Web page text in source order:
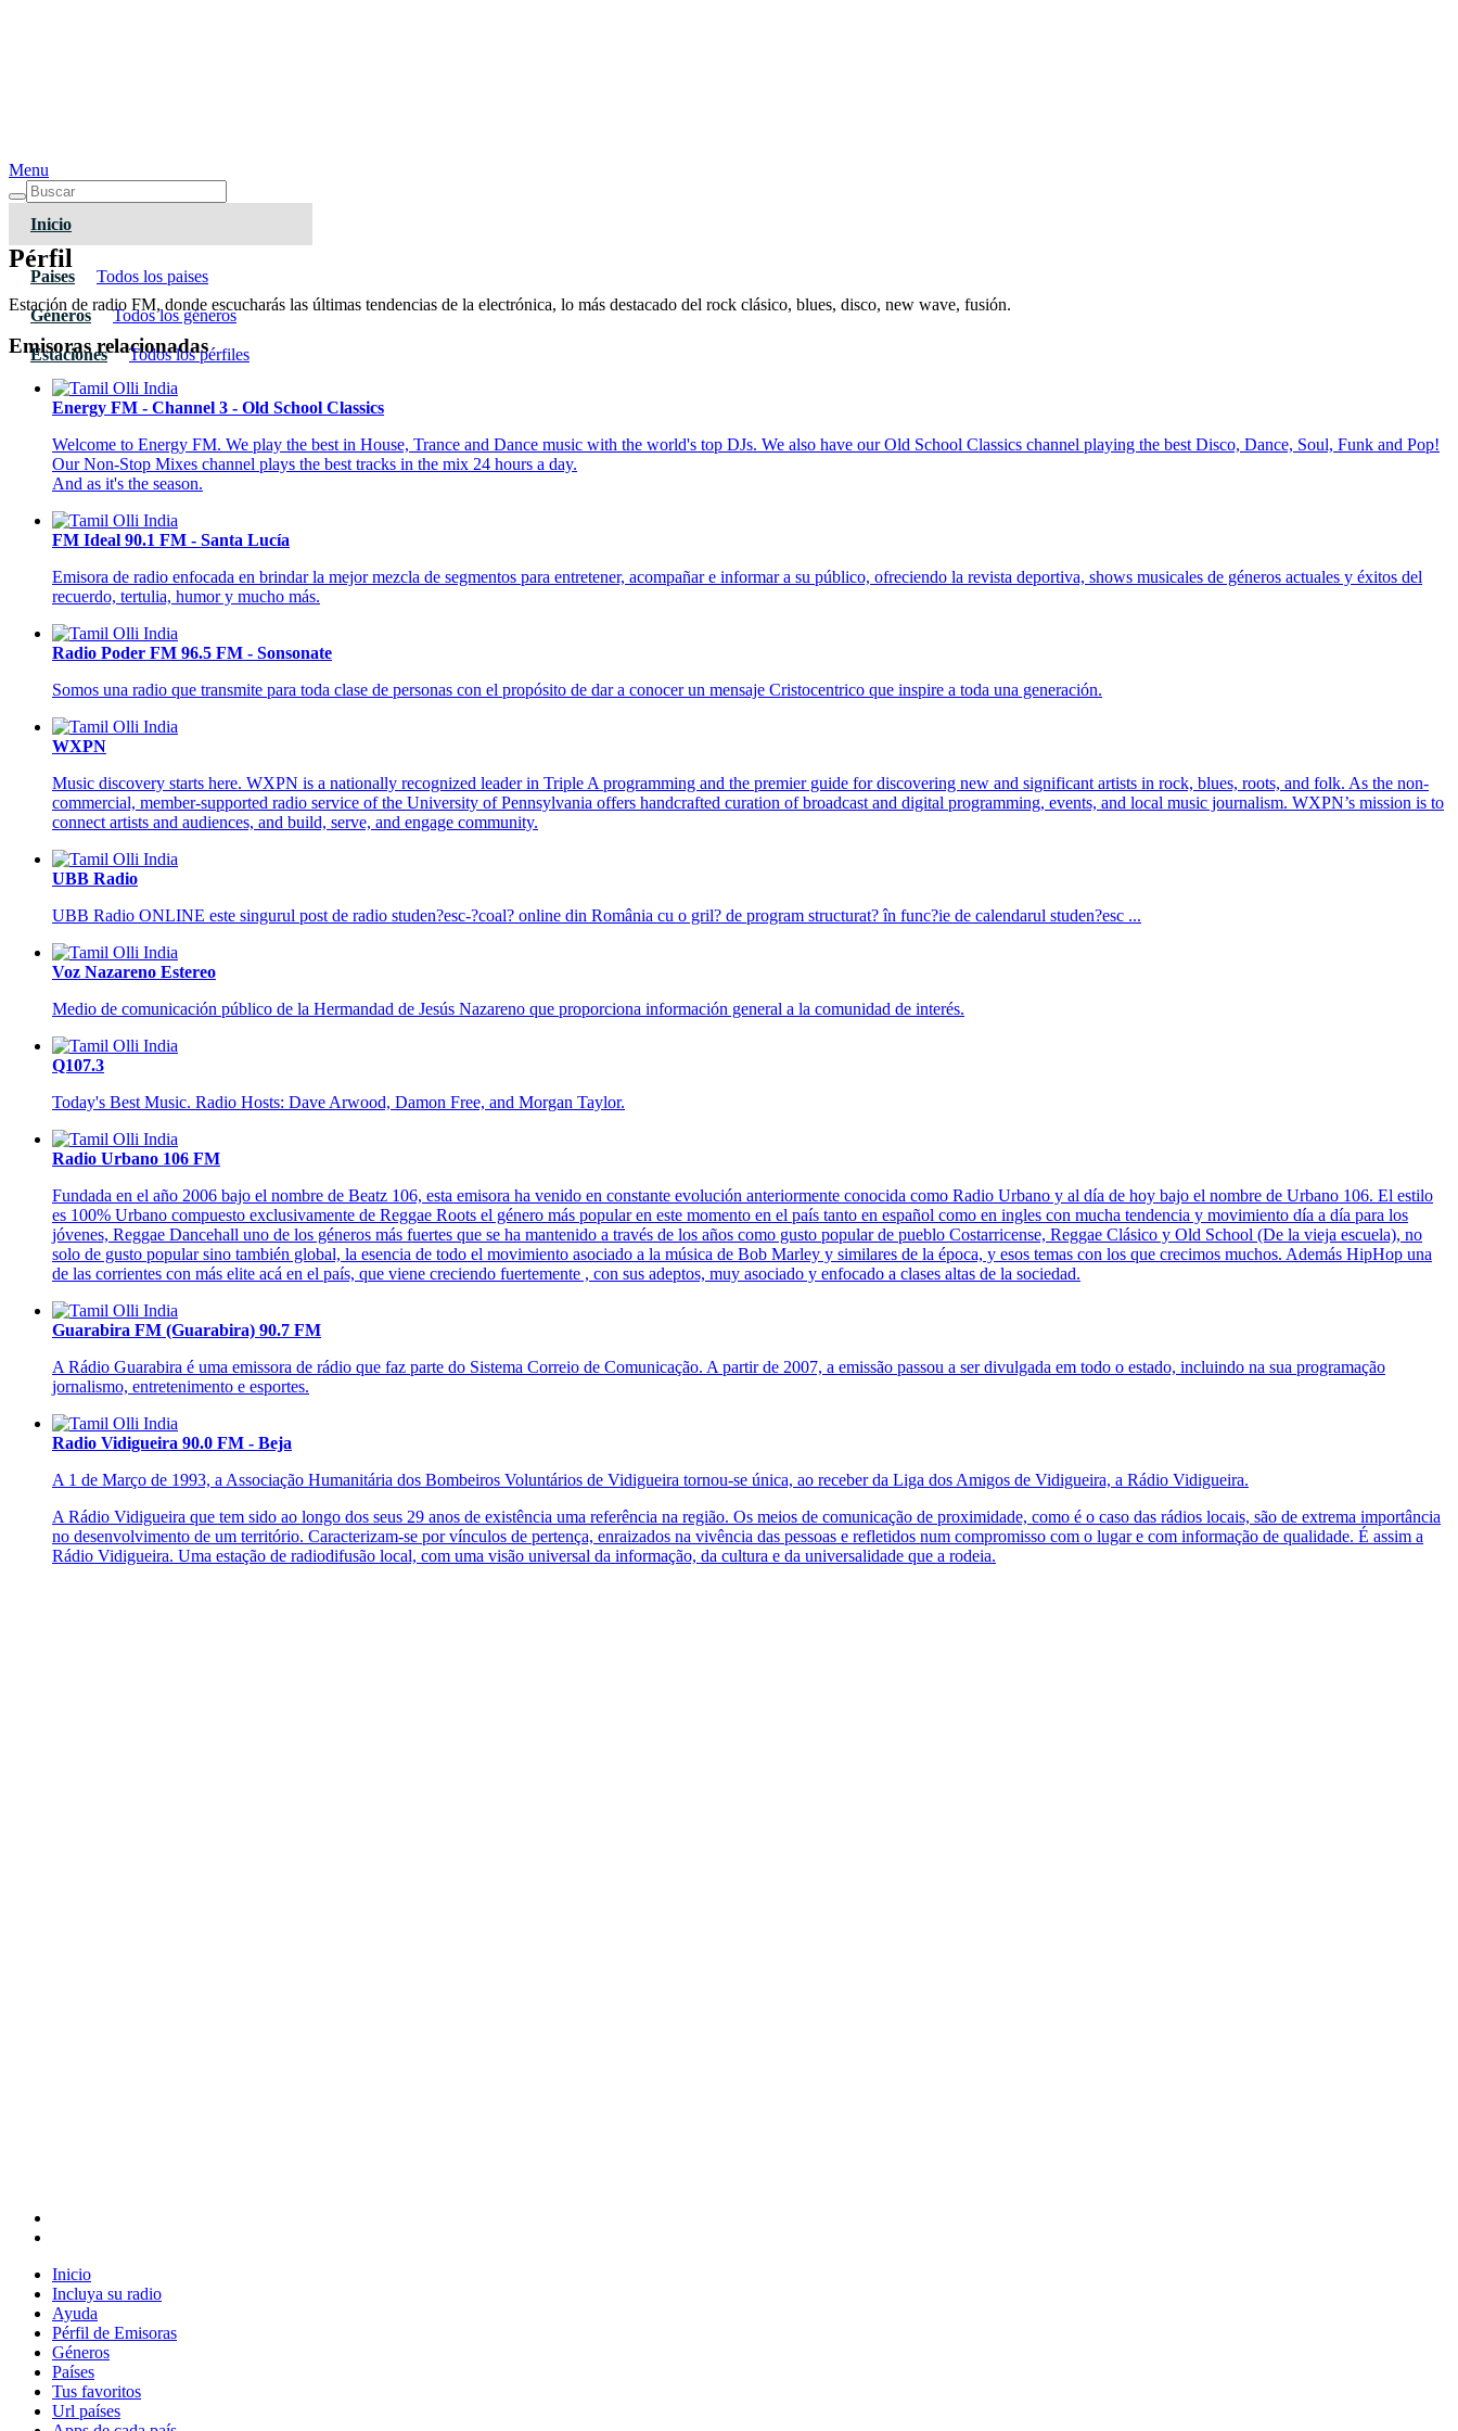
Menu
Inicio
Paises Todos los paises
Géneros Todos los géneros
Estaciones Todos los pérfiles
Pérfil
Estación de radio FM, donde escucharás las últimas tendencias de la electrónica, lo más destacado del rock clásico, blues, disco, new wave, fusión.
Emisoras relacionadas
Energy FM - Channel 3 - Old School Classics
Welcome to Energy FM. We play the best in House, Trance and Dance music with the world's top DJs. We also have our Old School Classics channel playing the best Disco, Dance, Soul, Funk and Pop!
Our Non-Stop Mixes channel plays the best tracks in the mix 24 hours a day.
And as it's the season.
FM Ideal 90.1 FM - Santa Lucía
Emisora de radio enfocada en brindar la mejor mezcla de segmentos para entretener, acompañar e informar a su público, ofreciendo la revista deportiva, shows musicales de géneros actuales y éxitos del
recuerdo, tertulia, humor y mucho más.
Radio Poder FM 96.5 FM - Sonsonate
Somos una radio que transmite para toda clase de personas con el propósito de dar a conocer un mensaje Cristocentrico que inspire a toda una generación.
WXPN
Music discovery starts here. WXPN is a nationally recognized leader in Triple A programming and the premier guide for discovering new and significant artists in rock, blues, roots, and folk. As the non-
commercial, member-supported radio service of the University of Pennsylvania offers handcrafted curation of broadcast and digital programming, events, and local music journalism. WXPN’s mission is to
connect artists and audiences, and build, serve, and engage community.
UBB Radio
UBB Radio ONLINE este singurul post de radio studen?esc-?coal? online din România cu o gril? de program structurat? în func?ie de calendarul studen?esc ...
Voz Nazareno Estereo
Medio de comunicación público de la Hermandad de Jesús Nazareno que proporciona información general a la comunidad de interés.
Q107.3
Today's Best Music. Radio Hosts: Dave Arwood, Damon Free, and Morgan Taylor.
Radio Urbano 106 FM
Fundada en el año 2006 bajo el nombre de Beatz 106, esta emisora ha venido en constante evolución anteriormente conocida como Radio Urbano y al día de hoy bajo el nombre de Urbano 106. El estilo
es 100% Urbano compuesto exclusivamente de Reggae Roots el género más popular en este momento en el país tanto en español como en ingles con mucha tendencia y movimiento día a día para los
jóvenes, Reggae Dancehall uno de los géneros más fuertes que se ha mantenido a través de los años como gusto popular de pueblo Costarricense, Reggae Clásico y Old School (De la vieja escuela), no
solo de gusto popular sino también global, la esencia de todo el movimiento asociado a la música de Bob Marley y similares de la época, y esos temas con los que crecimos muchos. Además HipHop una
de las corrientes con más elite acá en el país, que viene creciendo fuertemente , con sus adeptos, muy asociado y enfocado a clases altas de la sociedad.
Guarabira FM (Guarabira) 90.7 FM
A Rádio Guarabira é uma emissora de rádio que faz parte do Sistema Correio de Comunicação. A partir de 2007, a emissão passou a ser divulgada em todo o estado, incluindo na sua programação
jornalismo, entretenimento e esportes.
Radio Vidigueira 90.0 FM - Beja
A 1 de Março de 1993, a Associação Humanitária dos Bombeiros Voluntários de Vidigueira tornou-se única, ao receber da Liga dos Amigos de Vidigueira, a Rádio Vidigueira.
A Rádio Vidigueira que tem sido ao longo dos seus 29 anos de existência uma referência na região. Os meios de comunicação de proximidade, como é o caso das rádios locais, são de extrema importância
no desenvolvimento de um território. Caracterizam-se por vínculos de pertença, enraizados na vivência das pessoas e refletidos num compromisso com o lugar e com informação de qualidade. É assim a
Rádio Vidigueira. Uma estação de radiodifusão local, com uma visão universal da informação, da cultura e da universalidade que a rodeia.
Inicio
Incluya su radio
Ayuda
Pérfil de Emisoras
Géneros
Países
Tus favoritos
Url países